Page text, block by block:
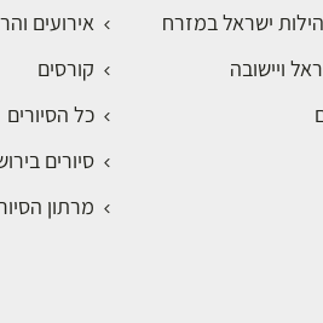
ישראל במזרח
ויישובה
אירועים
קורסים
כל הסיורים
סיורים
מרתון